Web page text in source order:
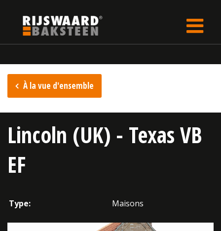
À la vue d'ensemble
Lincoln (UK) - Texas VB
EF
Type: Maisons